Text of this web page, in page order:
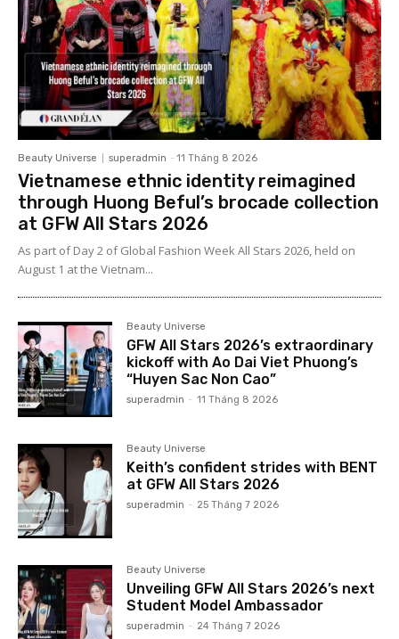
Beauty Universe superadmin - 11 Tháng 8 2026
Vietnamese ethnic identity reimagined
through Huong Beful’s brocade collection
at GFW All Stars 2026
As part of Day 2 of Global Fashion Week All Stars 2026, held on
August 1 at the Vietnam...
Beauty Universe
GFW All Stars 2026’s extraordinary
kickoff with Ao Dai Viet Phuong’s
“Huyen Sac Non Cao”
superadmin - 11 Tháng 8 2026
Beauty Universe
Keith’s confident strides with BENT
at GFW All Stars 2026
superadmin - 25 Tháng 7 2026
Beauty Universe
Unveiling GFW All Stars 2026’s next
Student Model Ambassador
superadmin - 24 Tháng 7 2026